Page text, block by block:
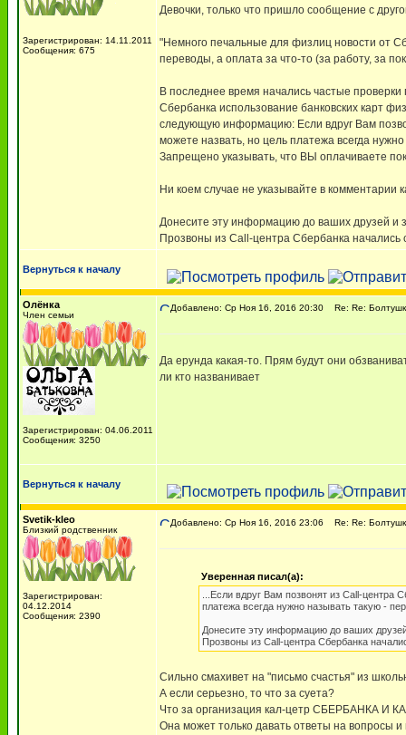
Зарегистрирован: 14.11.2011
Сообщения: 675
Девочки, только что пришло сообщение с
"Немного печальные для физлиц новости от
переводы, а оплата за что-то (за работу, за
В последнее время начались частые
Сбербанка использование банковских карт
следующую информацию: Если вдруг Вам
можете назвать, но цель платежа всегда
Запрещено указывать, что ВЫ оплачиваете
Ни коем случае не указывайте в
Донесите эту информацию до ваших друзей и
Прозвоны из Call-центра Сбербанка
Вернуться к началу
Олёнка
Член семьи
Зарегистрирован: 04.06.2011
Сообщения: 3250
Добавлено: Ср Ноя 16, 2016 20:30 Re: Re:
Да ерунда какая-то. Прям будут они
ли кто названивает
Вернуться к началу
Svetik-kleo
Близкий родственник
Зарегистрирован:
04.12.2014
Сообщения: 2390
Добавлено: Ср Ноя 16, 2016 23:06 Re: Re:
Уверенная писал(а):
...Если вдруг Вам позвонят из Call-
платежа всегда нужно называть такую -
Донесите эту информацию до ваших
Прозвоны из Call-центра Сбербанка
Сильно смахивет на "письмо счастья" из
А если серьезно, то что за суета?
Что за организация кал-цетр СБЕРБАНКА
Она может только давать ответы на вопросы